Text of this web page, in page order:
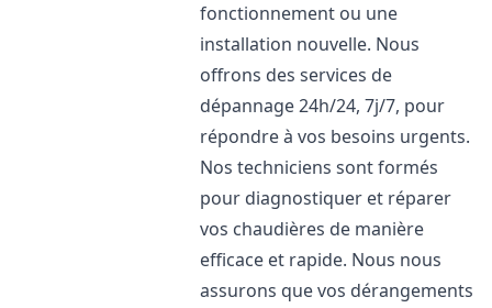
fonctionnement ou une
installation nouvelle. Nous
offrons des services de
dépannage 24h/24, 7j/7, pour
répondre à vos besoins urgents.
Nos techniciens sont formés
pour diagnostiquer et réparer
vos chaudières de manière
efficace et rapide. Nous nous
assurons que vos dérangements